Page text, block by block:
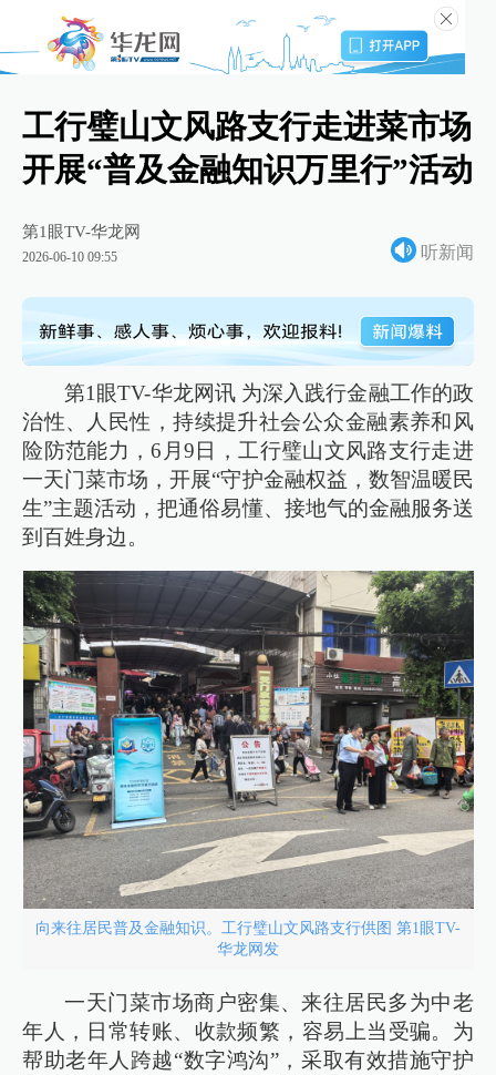
工行璧山文风路支行走进菜市场
开展“普及金融知识万里行”活动
第1眼TV-华龙网
2026-06-10 09:55 听新闻
第1眼TV-华龙网讯 为深入践行金融工作的政
治性、人民性，持续提升社会公众金融素养和风
险防范能力，6月9日，工行璧山文风路支行走进
一天门菜市场，开展“守护金融权益，数智温暖民
生”主题活动，把通俗易懂、接地气的金融服务送
到百姓身边。
向来往居民普及金融知识。工行璧山文风路支行供图 第1眼TV-
华龙网发
一天门菜市场商户密集、来往居民多为中老
年人，日常转账、收款频繁，容易上当受骗。为
帮助老年人跨越“数字鸿沟”，采取有效措施守护